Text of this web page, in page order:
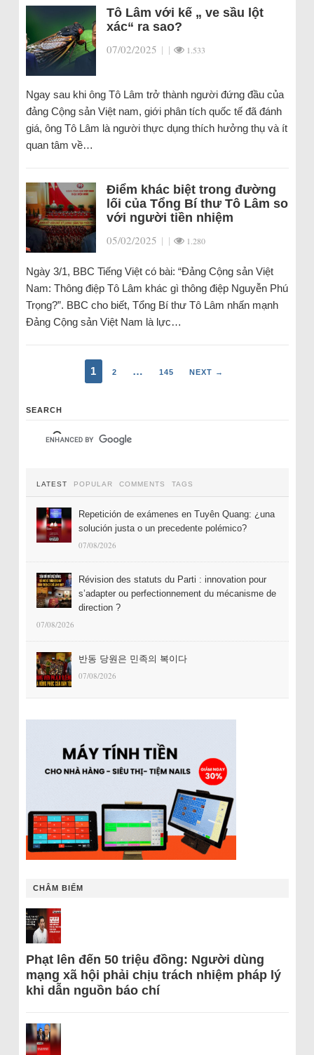
Tô Lâm với kế „ ve sầu lột
xác“ ra sao?
07/02/2025 | | 1.533
Ngay sau khi ông Tô Lâm trở thành người đứng đầu của
đảng Cộng sản Việt nam, giới phân tích quốc tế đã đánh
giá, ông Tô Lâm là người thực dụng thích hưởng thụ và ít
quan tâm về…
Điểm khác biệt trong đường
lối của Tổng Bí thư Tô Lâm so
với người tiền nhiệm
05/02/2025 | | 1.280
Ngày 3/1, BBC Tiếng Việt có bài: “Đảng Cộng sản Việt
Nam: Thông điệp Tô Lâm khác gì thông điệp Nguyễn Phú
Trọng?”. BBC cho biết, Tổng Bí thư Tô Lâm nhấn mạnh
Đảng Cộng sản Việt Nam là lực…
1 2 … 145 NEXT →
SEARCH
LATEST POPULAR COMMENTS TAGS
Repetición de exámenes en Tuyên Quang: ¿una
solución justa o un precedente polémico?
07/08/2026
Révision des statuts du Parti : innovation pour
s’adapter ou perfectionnement du mécanisme de
direction ?
07/08/2026
반동 당원은 민족의 복이다
07/08/2026
CHÂM BIẾM
Phạt lên đến 50 triệu đồng: Người dùng
mạng xã hội phải chịu trách nhiệm pháp lý
khi dẫn nguồn báo chí